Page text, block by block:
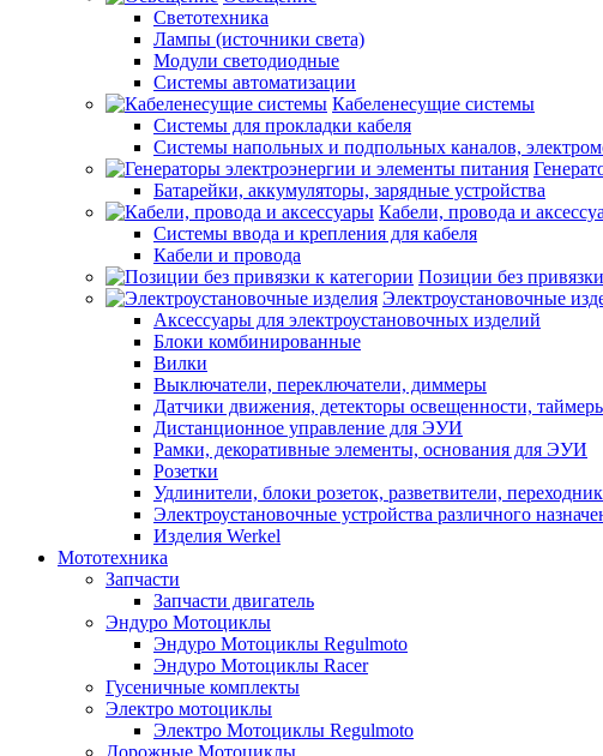
Светотехника
Лампы (источники света)
Модули светодиодные
Системы автоматизации
Кабеленесущие системы
Системы для прокладки кабеля
Системы напольных и подпольных каналов,
Батарейки, аккумуляторы, зарядные устройства
Кабели, провода и
Системы ввода и крепления для кабеля
Кабели и провода
Позиции без
Электроустановочные
Аксессуары для электроустановочных изделий
Блоки комбинированные
Вилки
Выключатели, переключатели, диммеры
Датчики движения, детекторы освещенности,
Дистанционное управление для ЭУИ
Рамки, декоративные элементы, основания для ЭУИ
Розетки
Удлинители, блоки розеток, разветвители,
Электроустановочные устройства различного
Изделия Werkel
Мототехника
Запчасти
Запчасти двигатель
Эндуро Мотоциклы
Эндуро Мотоциклы Regulmoto
Эндуро Мотоциклы Racer
Гусеничные комплекты
Электро мотоциклы
Электро Мотоциклы Regulmoto
Дорожные Мотоциклы